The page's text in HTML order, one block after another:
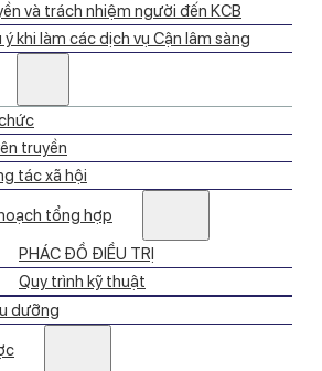
và trách nhiệm người đến KCB
ý khi làm các dịch vụ Cận lâm sàng
truyền
tác xã hội
tổng hợp
PHÁC ĐỒ ĐIỀU TRỊ
Quy trình kỹ thuật
dưỡng